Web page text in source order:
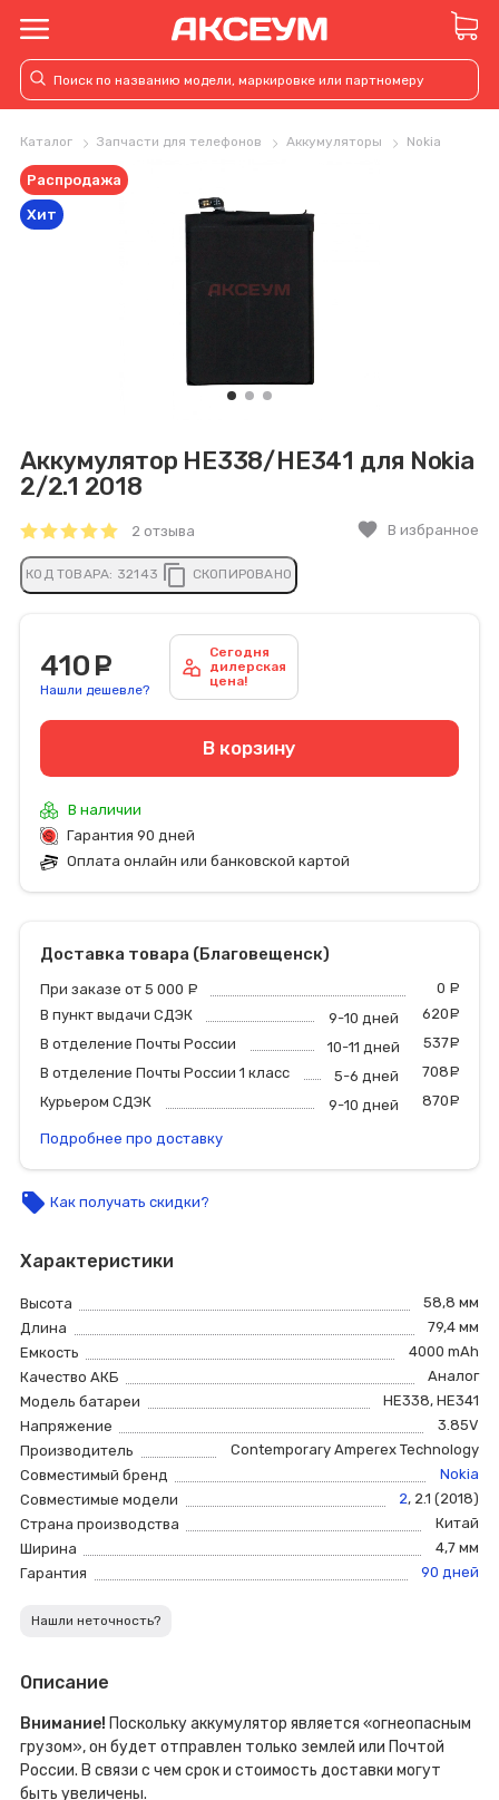
Каталог Запчасти для телефонов Аккумуляторы Nokia
Аккумулятор HE338/HE341 для Nokia
2/2.1 2018
2 отзыва favorite В избранное
КОД ТОВАРА: 32143 content_copy СКОПИРОВАНО
Распродажа
Хит
410 руб.
Нашли дешевле?
Сегодня
дилерская
цена!
В корзину
В наличии
Гарантия 90 дней
Оплата онлайн или банковской картой
Доставка товара (Благовещенск)
При заказе от 5 000 0
В пункт выдачи СДЭК
9-10 дней 620
В отделение Почты России
10-11 дней 537
В отделение Почты России 1 класс
5-6 дней 708
Курьером СДЭК
9-10 дней 870
Подробнее про доставку
local_offer Как получать скидки?
Характеристики
Высота
58,8 мм
Длина
79,4 мм
Емкость
4000 mAh
Качество АКБ
Аналог
Модель батареи
HE338, HE341
Напряжение
3.85V
Производитель
Contemporary Amperex Technology
Совместимый бренд
Nokia
Совместимые модели
2, 2.1 (2018)
Страна производства
Китай
Ширина
4,7 мм
Гарантия
90 дней
Нашли неточность?
Описание
Внимание! Поскольку аккумулятор является «огнеопасным
грузом», он будет отправлен только землей или Почтой
России. В связи с чем срок и стоимость доставки могут
быть увеличены.